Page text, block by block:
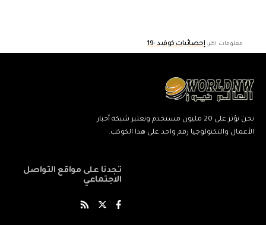
معلومات اكثر:إحصائيات كوفيد -19
نحن نؤثر على 20 مليون مستخدم ونعتبر شبكة أخبار
الأعمال والتكنولوجيا رقم واحد على هذا الكوكب.
تجدنا على مواقع التواصل
الاجتماعي